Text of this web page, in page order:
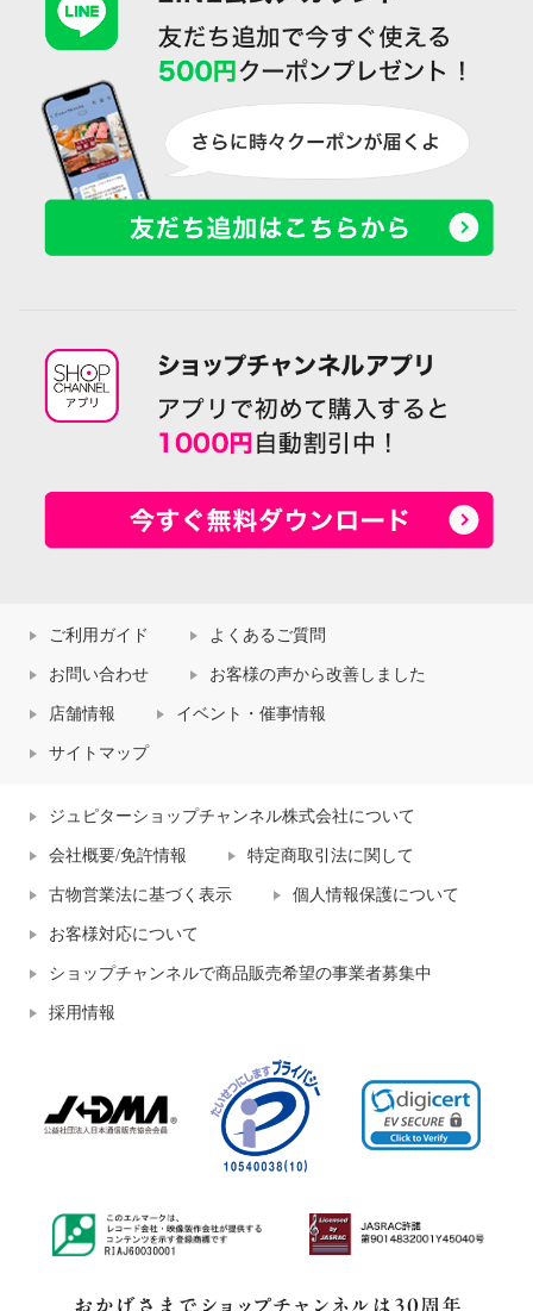
ご利用ガイド よくあるご質問
お問い合わせ お客様の声から改善しました
店舗情報 イベント・催事情報
サイトマップ
ジュピターショップチャンネル株式会社について
会社概要/免許情報 特定商取引法に関して
古物営業法に基づく表示 個人情報保護について
お客様対応について
ショップチャンネルで商品販売希望の事業者募集中
採用情報